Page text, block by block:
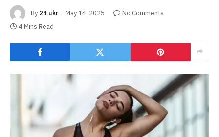
By 24 ukr May 14, 2025
No Comments
4 Mins Read